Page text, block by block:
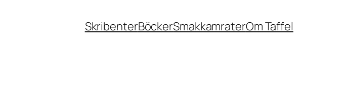
SkribenterBöckerSmakkamraterOm Taffel